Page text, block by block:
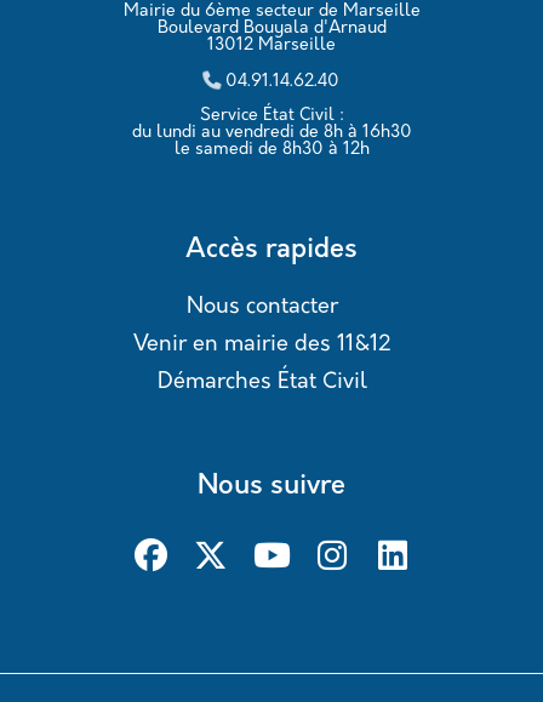
Mairie du 6ème secteur de Marseille
Boulevard Bouyala d'Arnaud
13012 Marseille
04.91.14.62.40
Service État Civil :
du lundi au vendredi de 8h à 16h30
le samedi de 8h30 à 12h
Accès rapides
Nous contacter
Venir en mairie des 11&12
Démarches État Civil
Nous suivre